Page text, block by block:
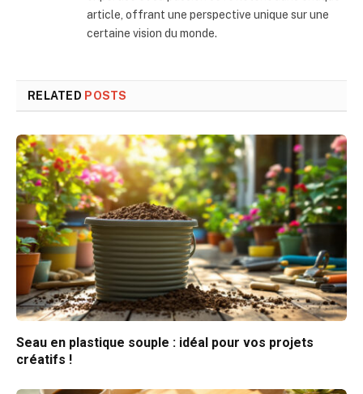
article, offrant une perspective unique sur une
certaine vision du monde.
RELATED POSTS
Seau en plastique souple : idéal pour vos projets
créatifs !